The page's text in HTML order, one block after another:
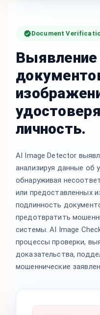
Document
личность.
AI Image Detector
анализируя данные об
обнаруживая
или предоставленных
подлинность
предотвратить
системы. AI Image
процессы проверки,
доказательства,
мошеннические